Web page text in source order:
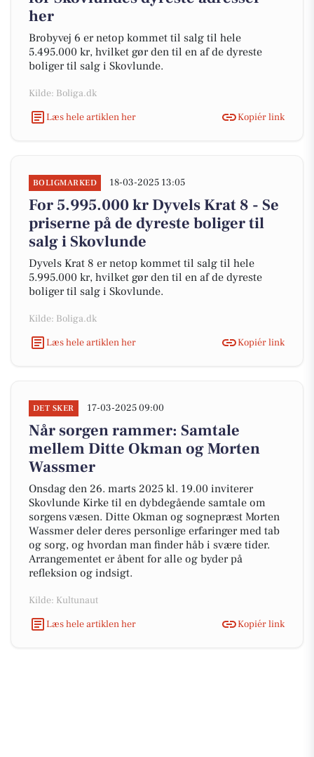
her
Brobyvej 6 er netop kommet til salg til hele
5.495.000 kr, hvilket gør den til en af de dyreste
boliger til salg i Skovlunde.
Kilde: Boliga.dk
Læs hele artiklen her
Kopiér link
BOLIGMARKED 18-03-2025 13:05
For 5.995.000 kr Dyvels Krat 8 - Se
priserne på de dyreste boliger til
salg i Skovlunde
Dyvels Krat 8 er netop kommet til salg til hele
5.995.000 kr, hvilket gør den til en af de dyreste
boliger til salg i Skovlunde.
Kilde: Boliga.dk
Læs hele artiklen her
Kopiér link
DET SKER 17-03-2025 09:00
Når sorgen rammer: Samtale
mellem Ditte Okman og Morten
Wassmer
Onsdag den 26. marts 2025 kl. 19.00 inviterer
Skovlunde Kirke til en dybdegående samtale om
sorgens væsen. Ditte Okman og sognepræst Morten
Wassmer deler deres personlige erfaringer med tab
og sorg, og hvordan man finder håb i svære tider.
Arrangementet er åbent for alle og byder på
refleksion og indsigt.
Kilde: Kultunaut
Læs hele artiklen her
Kopiér link